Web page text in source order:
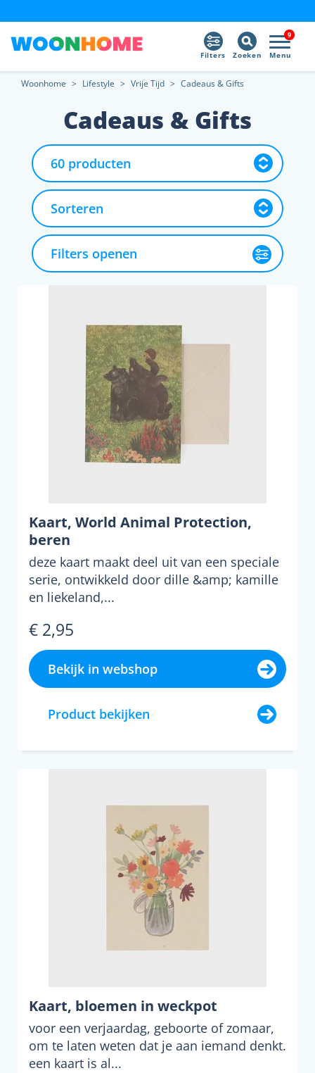
9
Menu
Zoeken
Filters
Woonhome > Lifestyle > Vrije Tijd > Cadeaus & Gifts
Cadeaus & Gifts
Filters openen
Kaart, World Animal Protection,
beren
deze kaart maakt deel uit van een speciale
serie, ontwikkeld door dille &amp; kamille
en liekeland,...
€ 2,95
Bekijk in webshop
Product bekijken
Kaart, bloemen in weckpot
voor een verjaardag, geboorte of zomaar,
om te laten weten dat je aan iemand denkt.
een kaart is al...